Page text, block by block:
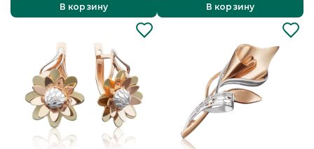
В корзину
В корзину